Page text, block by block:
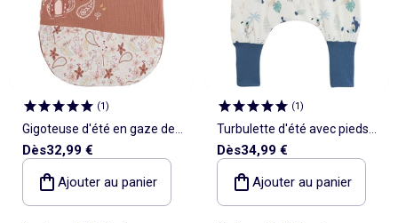
(1)
Gigoteuse d'été en gaze de
coton Arizona
Dès32,99 €
Ajouter au panier
(1)
Turbulette d'été avec pieds
retroussables Toucana
Dès34,99 €
Ajouter au panier